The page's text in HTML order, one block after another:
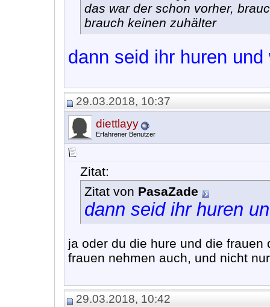
das war der schon vorher,
brauch keinen zuhälter
dann seid ihr huren und
29.03.2018, 10:37
diettlayy
Erfahrener Benutzer
Zitat:
Zitat von PasaZade
dann seid ihr huren
ja oder du die hure und die
frauen nehmen auch, und nicht
29.03.2018, 10:42